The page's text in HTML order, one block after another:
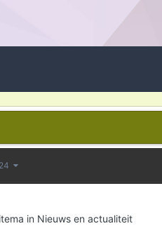
in Nieuws en actualiteit